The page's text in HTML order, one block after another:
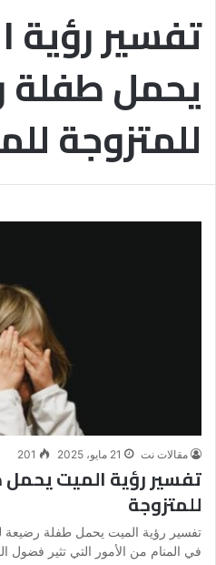
تفسير رؤية
يحمل طفلة
للمتزوجة
مقالات نت 21 مايو، 2025 201
تفسير رؤية الميت
للمتزوجة
تفسير رؤية الميت يحمل طفلة رضيعة
في المنام من الأمور التي تثير فضول